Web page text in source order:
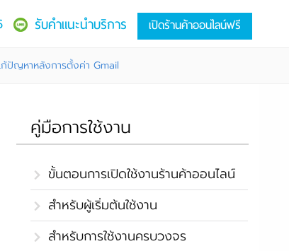
เปิดร้านค้าออนไลน์ฟรี
รับคำแนะนำบริการ
ก้ปัญหาหลังการตั้งค่า Gmail
คู่มือการใช้งาน
ขั้นตอนการเปิดใช้งานร้านค้าออนไลน์
สำหรับผู้เริ่มต้นใช้งาน
สำหรับการใช้งานครบวงจร